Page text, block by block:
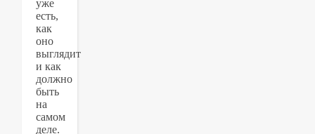
уже
есть,
как
оно
выглядит
и как
должно
быть
на
самом
деле.